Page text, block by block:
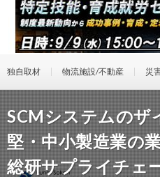
独自取材 物流施設/不動産 災
SCMシステムのザ
堅・中小製造業の
総研サプライチェ